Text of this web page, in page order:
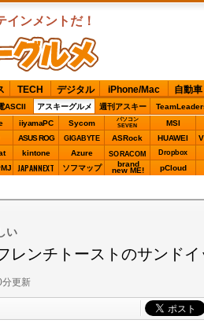
インメントだ！
TECH デジタル iPhone/Mac 自動車
ASCII アスキーグルメ 週刊アスキー
iiyamaPC Sycom
パソコン
SEVEN
MSI
ASUS ROG GIGABYTE ASRock HUAWEI
kintone Azure SORACOM Dropbox
JAPANNEXT ソフマップ brand
new ME! pCloud
い
レンチトーストのサンドイ
更新